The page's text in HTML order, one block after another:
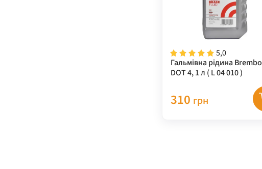
5,0
Гальмівна рідина Brembo
DOT 4, 1 л ( L 04 010 )
310 грн